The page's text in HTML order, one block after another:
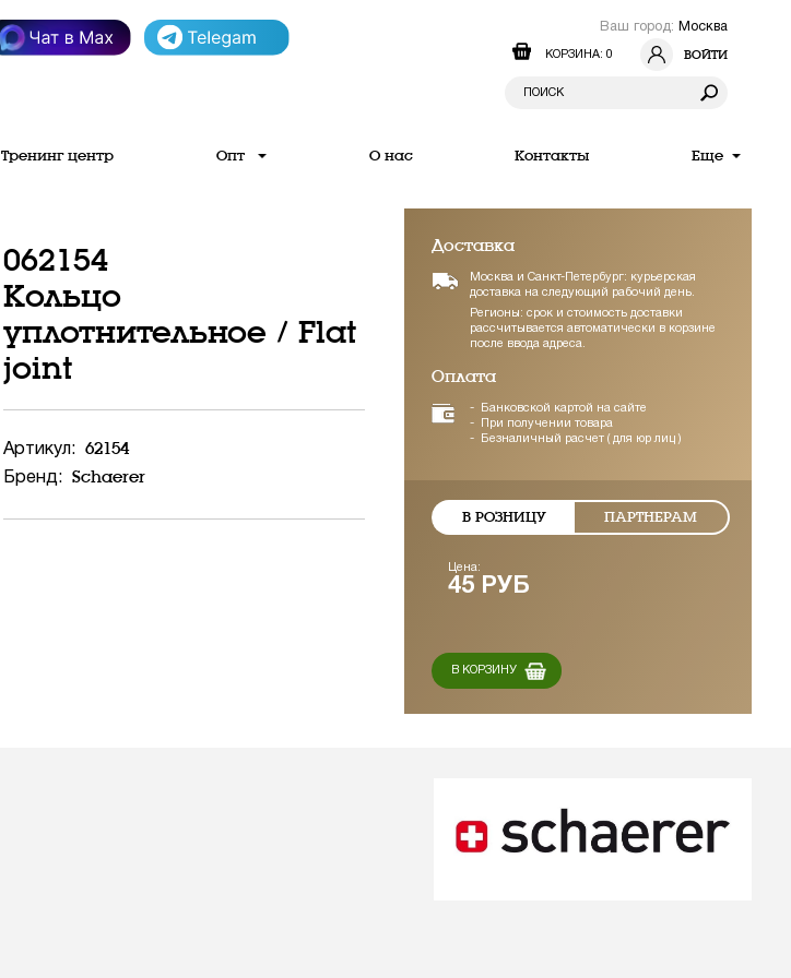
Ваш город: Москва
КОРЗИНА: 0 ВОЙТИ
Тренинг центр Опт О нас Контакты Еще
062154
Кольцо
уплотнительное / Flat
joint
Артикул: 62154
Бренд: Schaerer
Доставка
Москва и Санкт-Петербург: курьерская
доставка на следующий рабочий день.
Регионы: срок и стоимость доставки
рассчитывается автоматически в корзине
после ввода адреса.
Оплата
Банковской картой на сайте
При получении товара
Безналичный расчет ( для юр лиц )
В РОЗНИЦУ ПАРТНЕРАМ
Цена:
45 РУБ
В КОРЗИНУ